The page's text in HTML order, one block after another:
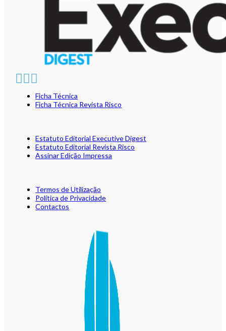
Ficha Técnica
Ficha Técnica Revista Risco
Estatuto Editorial Executive Digest
Estatuto Editorial Revista Risco
Assinar Edição Impressa
Termos de Utilização
Política de Privacidade
Contactos